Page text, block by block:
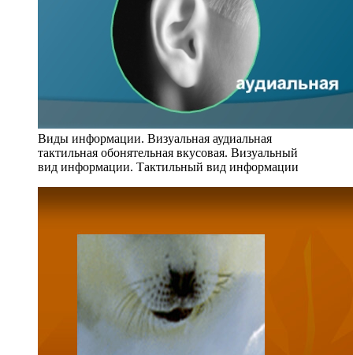
Виды информации. Визуальная аудиальная
тактильная обонятельная вкусовая. Визуальный
вид информации. Тактильный вид информации